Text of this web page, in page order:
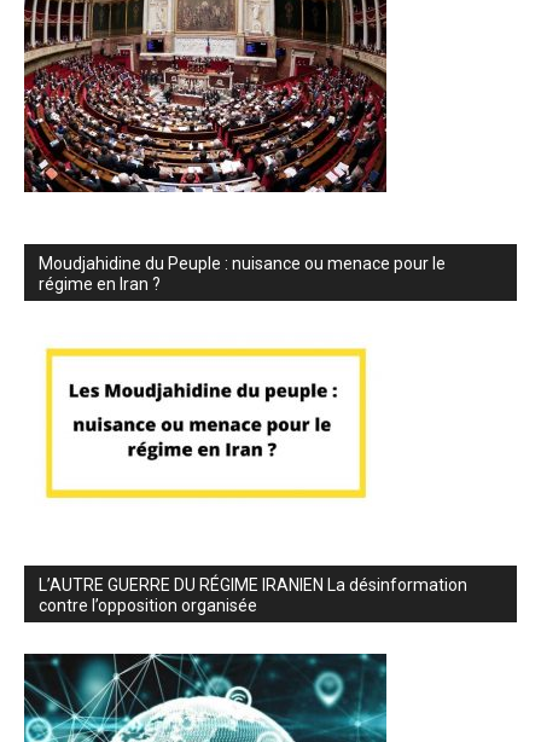
Moudjahidine du Peuple : nuisance ou menace pour le
régime en Iran ?
L’AUTRE GUERRE DU RÉGIME IRANIEN La désinformation
contre l’opposition organisée